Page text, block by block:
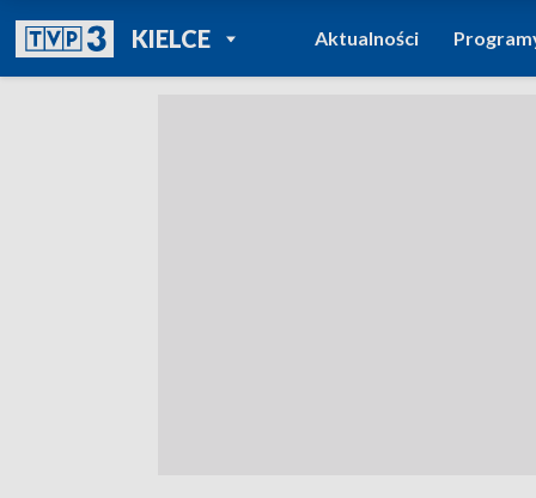
KIELCEPOWRÓT DO
TVP REGIONY
Aktualności